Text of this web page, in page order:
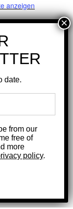
anzeigen
aus
date.
from our
free of
more
policy.